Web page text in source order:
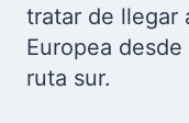
tratar de llegar
Europea
ruta sur.